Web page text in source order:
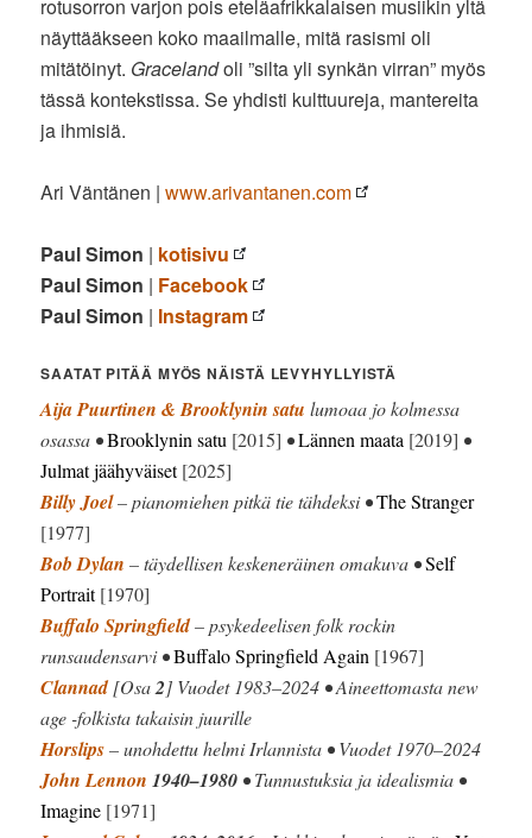
rotusorron varjon pois eteläafrikkalaisen musiikin yltä
näyttääkseen koko maailmalle, mitä rasismi oli
mitätöinyt. Gracelandoli ”silta yli synkän virran” myös
tässä kontekstissa. Se yhdisti kulttuureja, mantereita
ja ihmisiä.
Ari Väntänen |www.arivantanen.com
Paul Simon | kotisivu
Paul Simon | Facebook
Paul Simon | Instagram
SAATAT PITÄÄ MYÖS NÄISTÄ LEVYHYLLYISTÄ
Aija Puurtinen & Brooklynin satu lumoaa jo kolmessa
osassa •Brooklynin satu [2015] •Lännen maata [2019] •
Julmat jäähyväiset[2025]
Billy Joel– pianomiehen pitkä tie tähdeksi •The Stranger
[1977]
Bob Dylan – täydellisen keskeneräinen omakuva •Self
Portrait[1970]
Buffalo Springfield– psykedeelisen folk rockin
runsaudensarvi •Buffalo Springfield Again [1967]
Clannad[Osa2] Vuodet 1983–2024 • Aineettomasta new
age -folkista takaisin juurille
Horslips– unohdettu helmi Irlannista • Vuodet 1970–2024
John Lennon 1940–1980 • Tunnustuksia ja idealismia •
Imagine [1971]